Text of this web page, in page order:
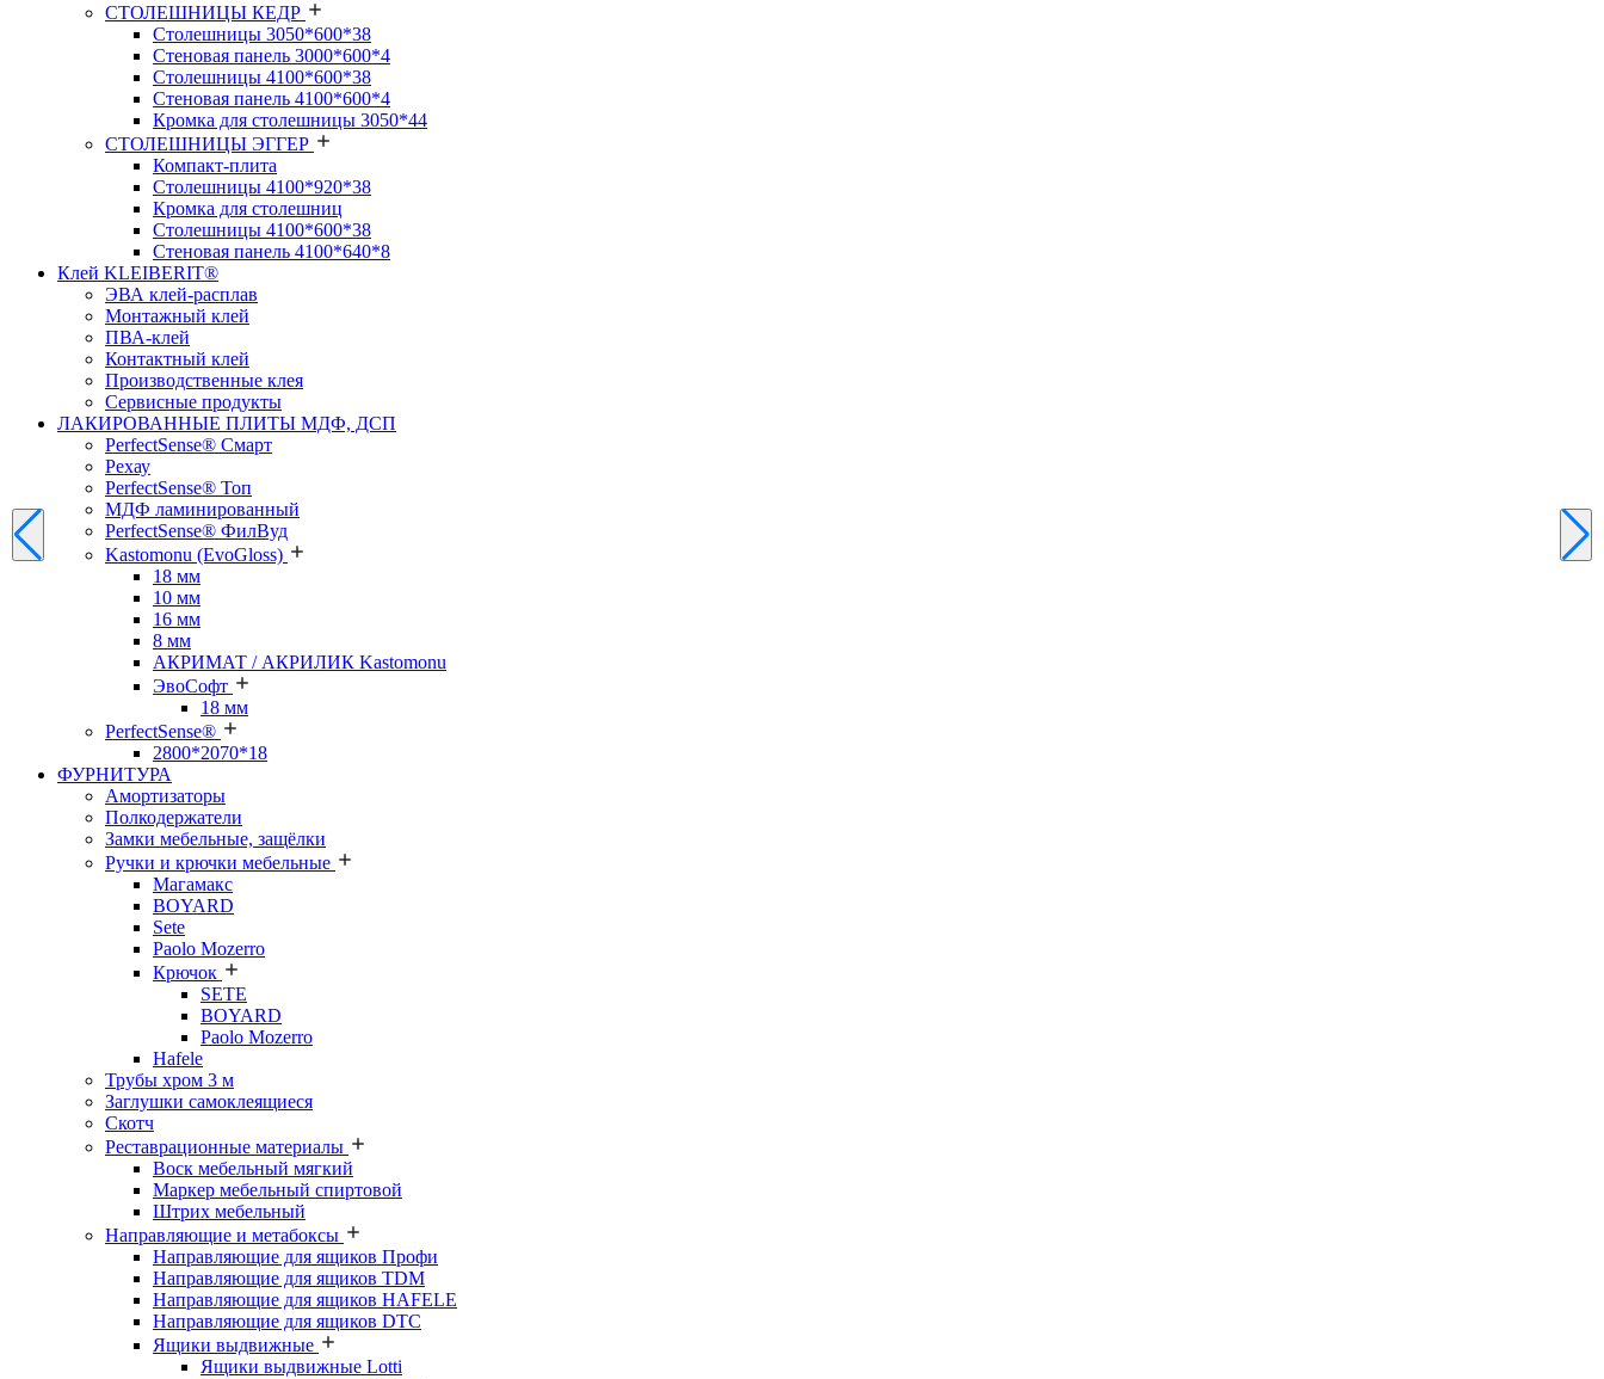
СТОЛЕШНИЦЫ КЕДР
Столешницы 3050*600*38
Стеновая панель 3000*600*4
Столешницы 4100*600*38
Стеновая панель 4100*600*4
Кромка для столешницы 3050*44
СТОЛЕШНИЦЫ ЭГГЕР
Компакт-плита
Столешницы 4100*920*38
Кромка для столешниц
Столешницы 4100*600*38
Стеновая панель 4100*640*8
Клей KLEIBERIT®
ЭВА клей-расплав
Монтажный клей
ПВА-клей
Контактный клей
Производственные клея
Сервисные продукты
ЛАКИРОВАННЫЕ ПЛИТЫ МДФ, ДСП
PerfectSense® Смарт
Рехау
PerfectSense® Топ
МДФ ламинированный
PerfectSense® ФилВуд
Kastomonu (EvoGloss)
18 мм
10 мм
16 мм
8 мм
АКРИМАТ / АКРИЛИК Kastomonu
ЭвоСофт
18 мм
PerfectSense®
2800*2070*18
ФУРНИТУРА
Амортизаторы
Полкодержатели
Замки мебельные, защёлки
Ручки и крючки мебельные
Магамакс
BOYARD
Sete
Paolo Mozerro
Крючок
SETE
BOYARD
Paolo Mozerro
Hafele
Трубы хром 3 м
Заглушки самоклеящиеся
Скотч
Реставрационные материалы
Воск мебельный мягкий
Маркер мебельный спиртовой
Штрих мебельный
Направляющие и метабоксы
Направляющие для ящиков Профи
Направляющие для ящиков TDM
Направляющие для ящиков HAFELE
Направляющие для ящиков DTC
Ящики выдвижные
Ящики выдвижные Lotti